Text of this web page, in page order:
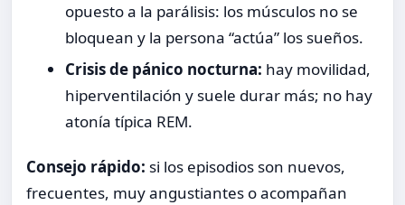
opuesto a la parálisis: los músculos no se
bloquean y la persona “actúa” los sueños.
Crisis de pánico nocturna: hay movilidad,
hiperventilación y suele durar más; no hay
atonía típica REM.
Consejo rápido: si los episodios son nuevos,
frecuentes, muy angustiantes o acompañan